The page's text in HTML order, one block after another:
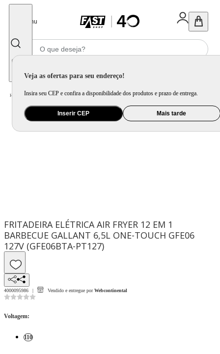
Menu
Veja as ofertas para seu endereço!
Insira seu CEP e confira a disponibilidade dos produtos e prazo de entrega.
Inserir CEP Mais tarde
Home Eletroportátil / Fritadeira Elétrica
FRITADEIRA ELÉTRICA AIR FRYER 12 EM 1
BARBECUE GALLANT 6,5L ONE-TOUCH GFE06
127V (GFE06BTA-PT127)
4000095986 Vendido e entregue por Webcontinental
Voltagem:
110